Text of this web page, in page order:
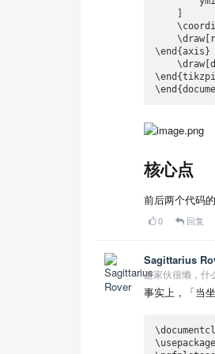
    \coordinate (O) at (axis cs:1,0);
    \draw[red] (O) --++ (axis cs:0,5);
\end{axis}
    \draw[dashed,blue] (O) --++ (0,5);
核心点
前后两个代码
0 回复
Sagittarius
这家伙很懒，什
事实上，「当